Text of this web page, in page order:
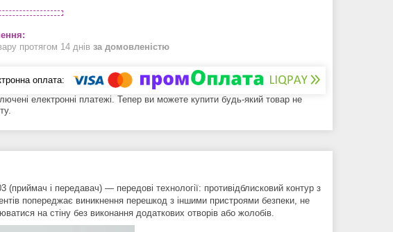
протягом 14 днів за домовленістю
електронні платежі. Тепер ви можете купити будь-який товар не
і передавач) — передові технології: противідблисковий контур з
попереджає виникнення перешкод з іншими пристроями безпеки, не
на стіну без виконання додаткових отворів або жолобів.